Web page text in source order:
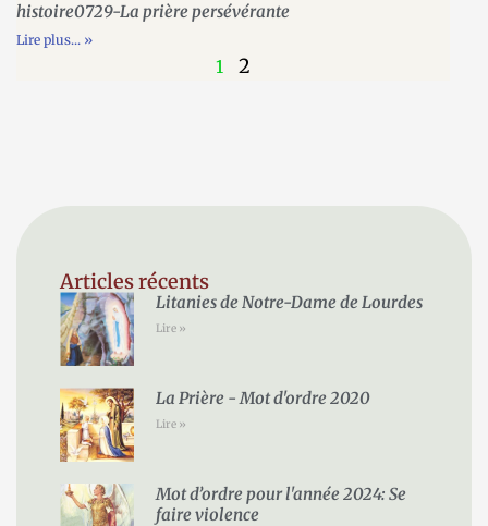
histoire0729-La prière persévérante
Lire plus... »
1 2
Articles récents
Litanies de Notre-Dame de Lourdes
Lire »
La Prière - Mot d'ordre 2020
Lire »
Mot d’ordre pour l'année 2024: Se
faire violence